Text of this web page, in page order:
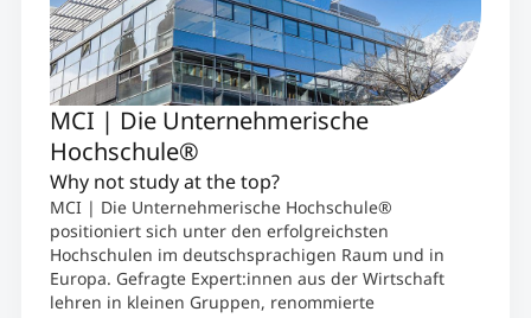
MCI | Die Unternehmerische
Hochschule®
Why not study at the top?
MCI | Die Unternehmerische Hochschule®
positioniert sich unter den erfolgreichsten
Hochschulen im deutschsprachigen Raum und in
Europa. Gefragte Expert:innen aus der Wirtschaft
lehren in kleinen Gruppen, renommierte